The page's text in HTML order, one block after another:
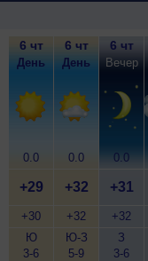
6 чт
День
0.0
+29
+30
Ю
3-6
6 чт
День
0.0
+32
+32
Ю-З
5-9
6 чт
Вечер
0.0
+31
+32
З
3-6